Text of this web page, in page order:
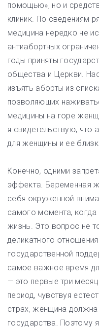
помощью», но и
клиник. По сведениям
медицина нередко не
антиабортных
годы приняты
общества и Церкви.
изъять аборты из
позволяющих
медицины на горе
я свидетельствую, что
для женщины и ее
Конечно, одними
эффекта. Беременная
себя окруженной
самого момента, когда
жизнь. Это вопрос не
деликатного
государственной
самое важное время
— это первые три
период, чувствуя
страх, женщина
государства. Поэтому